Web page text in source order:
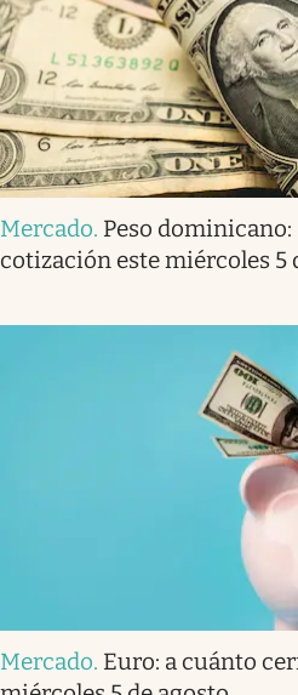
Mercado. Peso
cotización este miércoles 5
Mercado. Euro: a cuánto